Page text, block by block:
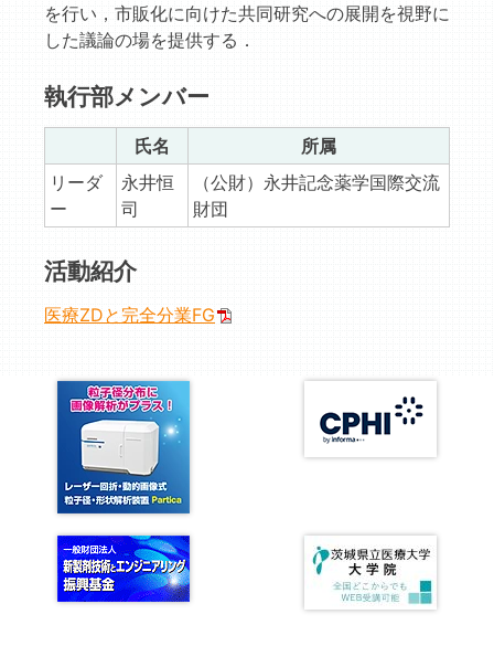
を行い，市販化に向けた共同研究への展開を視野に
した議論の場を提供する．
執行部メンバー
氏名
所属
リーダ
ー
永井恒
司
（公財）永井記念薬学国際交流
財団
活動紹介
医療ZDと完全分業FG